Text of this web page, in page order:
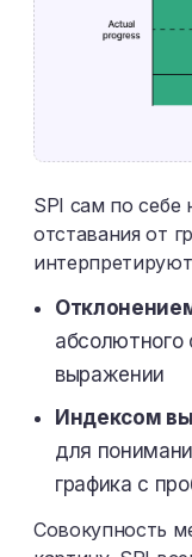
SPI сам по себе
отставания от
абсолютного
выражении
Индексом
для
графика с
Совокупность